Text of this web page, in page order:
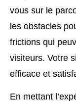
vous sur le
les obstacles
frictions qui
visiteurs. Votre
efficace et
En mettant